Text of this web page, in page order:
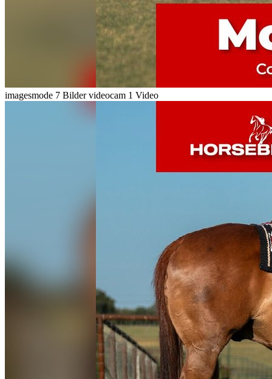
imagesmode 7 Bilder videocam 1 Video